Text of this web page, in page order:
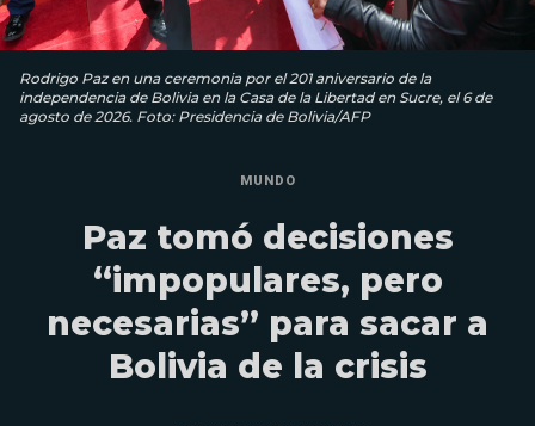
Rodrigo Paz en una ceremonia por el 201 aniversario de la
independencia de Bolivia en la Casa de la Libertad en Sucre, el 6 de
agosto de 2026. Foto: Presidencia de Bolivia/AFP
MUNDO
Paz tomó decisiones
“impopulares, pero
necesarias” para sacar a
Bolivia de la crisis